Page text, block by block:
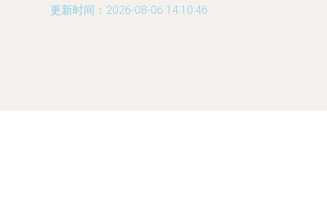
更新时间：2026-08-06 14:10:46